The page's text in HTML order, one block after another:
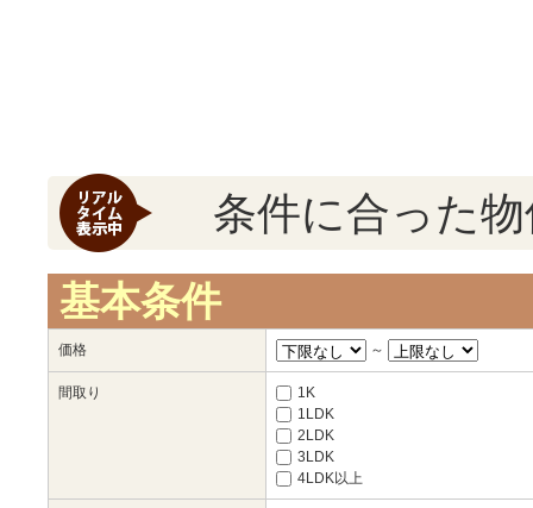
条件に合った
基本条件
価格 ～
間取り
1K
1LDK
2LDK
3LDK
4LDK以上